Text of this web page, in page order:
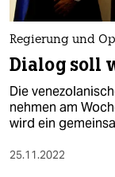
nord
wahrheit
verlag
Regierung und
Dialog soll
Die
nehmen am
wird ein
25.11.2022